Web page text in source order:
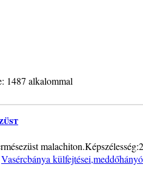
1487 alkalommal
Vasércbánya